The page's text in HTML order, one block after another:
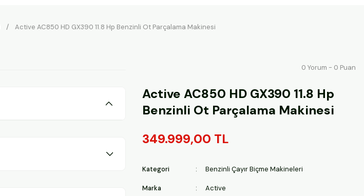
Active AC850 HD GX390 11.8 Hp Benzinli Ot Parçalama Makinesi
0 Yorum - 0 Puan
Active AC850 HD GX390 11.8 Hp
Benzinli Ot Parçalama Makinesi
349.999,00 TL
Kategori Benzinli Çayır Biçme Makineleri
Marka Active